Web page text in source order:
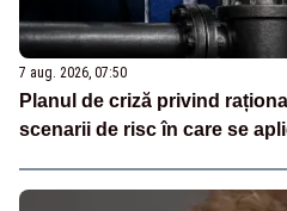
7 aug. 2026, 07:50
Planul de criză privind
scenarii de risc în care se